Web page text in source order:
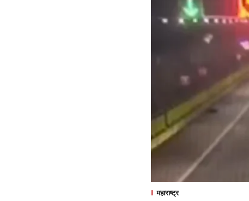
महाराष्ट्र